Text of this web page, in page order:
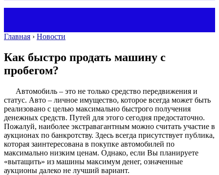
Главная › Новости
Как быстро продать машину с
пробегом?
Автомобиль – это не только средство передвижения и
статус. Авто – личное имущество, которое всегда может быть
реализовано с целью максимально быстрого получения
денежных средств. Путей для этого сегодня предостаточно.
Пожалуй, наиболее экстравагантным можно считать участие в
аукционах по банкротству. Здесь всегда присутствует публика,
которая заинтересована в покупке автомобилей по
максимально низким ценам. Однако, если Вы планируете
«вытащить» из машины максимум денег, означенные
аукционы далеко не лучший вариант.